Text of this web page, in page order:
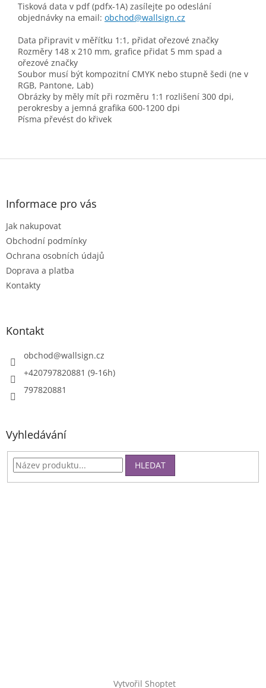
Tisková data v pdf (pdfx-1A) zasílejte po odeslání
objednávky na email: obchod@wallsign.cz
Data připravit v měřítku 1:1, přidat ořezové značky
Rozměry 148 x 210 mm, grafice přidat 5 mm spad a
ořezové značky
Soubor musí být kompozitní CMYK nebo stupně šedi (ne v
RGB, Pantone, Lab)
Obrázky by měly mít při rozměru 1:1 rozlišení 300 dpi,
perokresby a jemná grafika 600-1200 dpi
Písma převést do křivek
Z
Informace pro vás
Jak nakupovat
Obchodní podmínky
Ochrana osobních údajů
Doprava a platba
Kontakty
Kontakt
obchod@wallsign.cz
+420797820881 (9-16h)
797820881
Vyhledávání
HLEDAT
Vytvořil Shoptet